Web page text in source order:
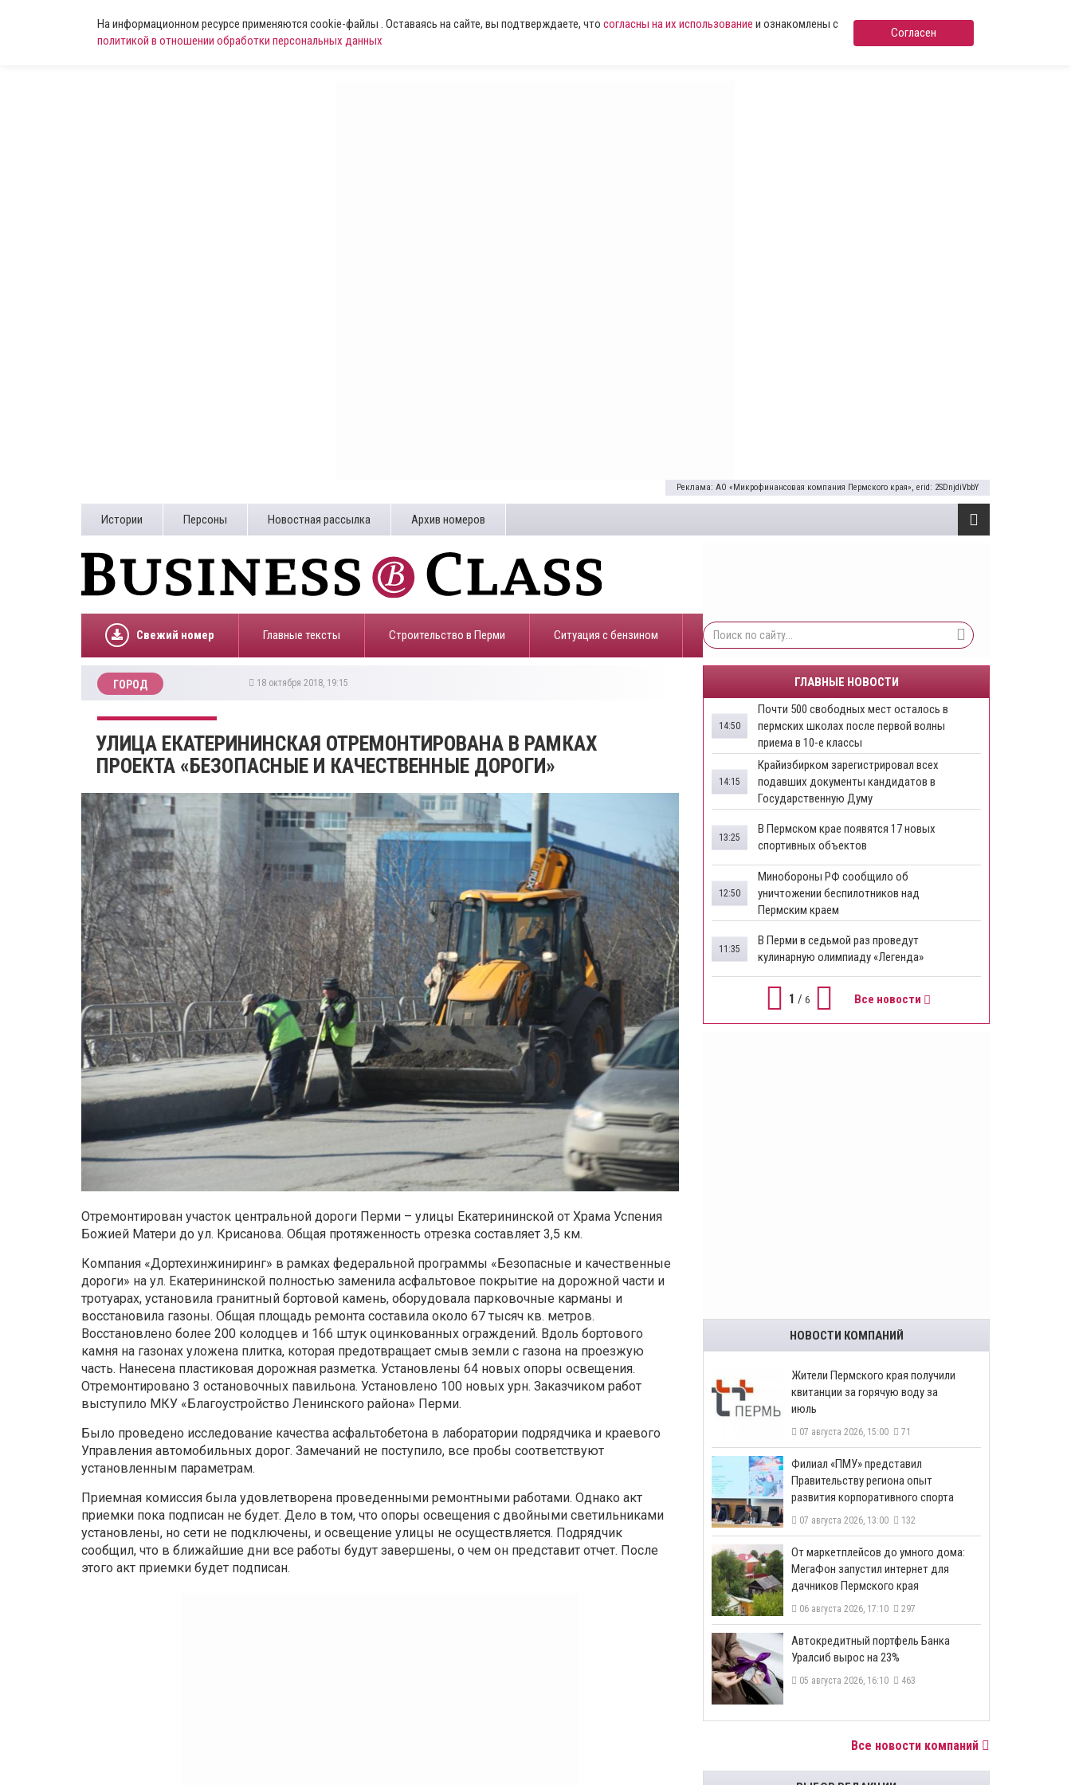
На информационном ресурсе применяются cookie-файлы . Оставаясь на сайте, вы подтверждаете, что согласны на их использование и ознакомлены с
политикой в отношении обработки персональных данных
Согласен
Реклама: АО «Микрофинансовая компания Пермского края», erid: 2SDnjdiVbbY
Истории Персоны Новостная рассылка Архив номеров
Свежий номер Главные тексты Строительство в Перми ​Ситуация с бензином
ГОРОД 18 октября 2018, 19:15
УЛИЦА ЕКАТЕРИНИНСКАЯ ОТРЕМОНТИРОВАНА В РАМКАХ
ПРОЕКТА «БЕЗОПАСНЫЕ И КАЧЕСТВЕННЫЕ ДОРОГИ»
Отремонтирован участок центральной дороги Перми – улицы Екатерининской от Храма Успения
Божией Матери до ул. Крисанова. Общая протяженность отрезка составляет 3,5 км.
Компания «Дортехинжиниринг» в рамках федеральной программы «Безопасные и качественные
дороги» на ул. Екатерининской полностью заменила асфальтовое покрытие на дорожной части и
тротуарах, установила гранитный бортовой камень, оборудовала парковочные карманы и
восстановила газоны. Общая площадь ремонта составила около 67 тысяч кв. метров.
Восстановлено более 200 колодцев и 166 штук оцинкованных ограждений. Вдоль бортового
камня на газонах уложена плитка, которая предотвращает смыв земли с газона на проезжую
часть. Нанесена пластиковая дорожная разметка. Установлены 64 новых опоры освещения.
Отремонтировано 3 остановочных павильона. Установлено 100 новых урн. Заказчиком работ
выступило МКУ «Благоустройство Ленинского района» Перми.
Было проведено исследование качества асфальтобетона в лаборатории подрядчика и краевого
Управления автомобильных дорог. Замечаний не поступило, все пробы соответствуют
установленным параметрам.
Приемная комиссия была удовлетворена проведенными ремонтными работами. Однако акт
приемки пока подписан не будет. Дело в том, что опоры освещения с двойными светильниками
установлены, но сети не подключены, и освещение улицы не осуществляется. Подрядчик
сообщил, что в ближайшие дни все работы будут завершены, о чем он представит отчет. После
этого акт приемки будет подписан.
ГЛАВНЫЕ НОВОСТИ
Почти 500 свободных мест осталось в
пермских школах после первой волны
приема в 10-е классы
14:50
Крайизбирком зарегистрировал всех
подавших документы кандидатов в
Государственную Думу
14:15
​В Пермском крае появятся 17 новых
спортивных объектов
13:25
Минобороны РФ сообщило об
уничтожении беспилотников над
Пермским краем
12:50
В Перми в седьмой раз проведут
кулинарную олимпиаду «Легенда»
11:35
1 / 6 Все новости
НОВОСТИ КОМПАНИЙ
​Жители Пермского края получили
квитанции за горячую воду за
июль
07 августа 2026, 15:00 71
​Филиал «ПМУ» представил
Правительству региона опыт
развития корпоративного спорта
07 августа 2026, 13:00 132
От маркетплейсов до умного дома:
МегаФон запустил интернет для
дачников Пермского края
06 августа 2026, 17:10 297
​Автокредитный портфель Банка
Уралсиб вырос на 23%
05 августа 2026, 16:10 463
Все новости компаний